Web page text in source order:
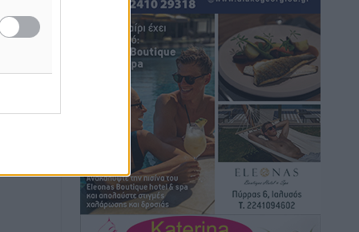
Στάθης Αντωνάς: Ένα βήμα πριν από
επαγγελματικό συμβόλαιο πυγμαχίας
με MTGP και BXGP για Ευρώπη και
Αυστραλία
πριν 1 ώρα
ΚΑΕ Κολοσσός: Τα… ευρωπαϊκά
εισιτήρια διαρκείας
Αθλητικά• πριν 1 ώρα